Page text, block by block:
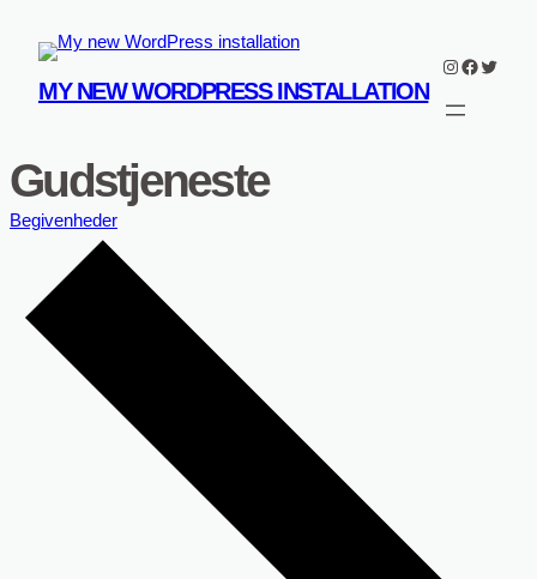
MY NEW WORDPRESS INSTALLATION
Instagram
Twitter
Gudstjeneste
Begivenheder